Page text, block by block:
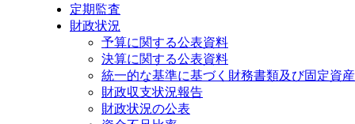
定期監査
財政状況
予算に関する公表資料
決算に関する公表資料
統一的な基準に基づく財務書類及び固定資
財政収支状況報告
財政状況の公表